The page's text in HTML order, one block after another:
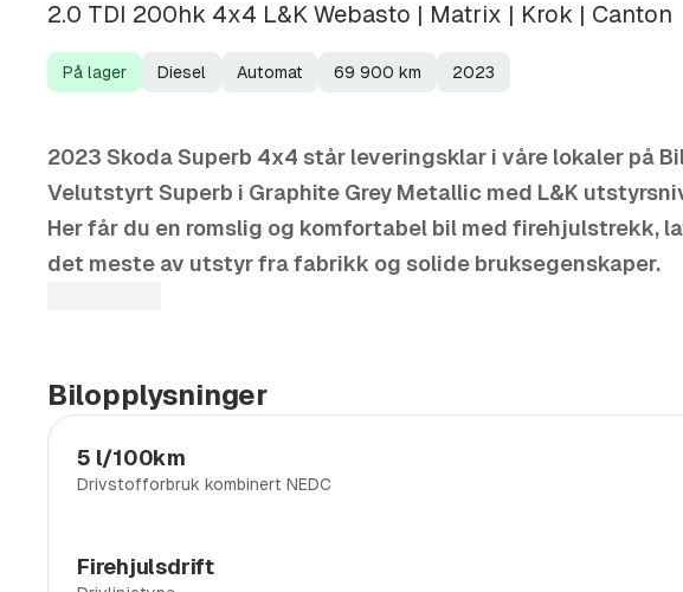
2.0 TDI 200hk 4x4 L&K Webasto | Matrix | Krok | Canton
Lagerstatus
På lager
Drivstoff Diesel
Girkasse Automat
Kilometerstand 69 900 km
Modellår 2023
2023 Skoda Superb 4x4 står leveringsklar i våre lokaler på
Velutstyrt Superb i Graphite Grey Metallic med L&K
Her får du en romslig og komfortabel bil med firehjulstrekk,
det meste av utstyr fra fabrikk og solide bruksegenskaper.
Nybilgaranti til:
Neste frist for EU-kontroll er:
- Svingbart hengerfeste
Bilopplysninger
Drivstofforbruk kombinert NEDC
5 l/100km
Firehjulsdrift